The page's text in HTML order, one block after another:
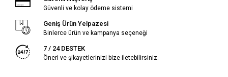
Güvenli ve kolay ödeme sistemi
Geniş Ürün Yelpazesi
Binlerce ürün ve kampanya seçeneği
7 / 24 DESTEK
Öneri ve şikayetlerinizi bize iletebilirsiniz.